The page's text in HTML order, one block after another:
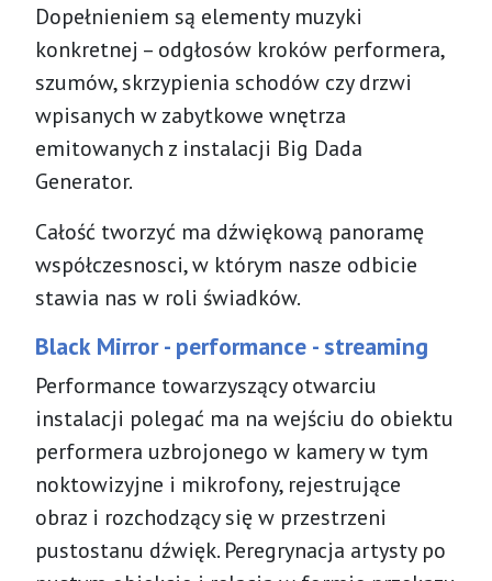
Dopełnieniem są elementy muzyki
konkretnej – odgłosów kroków performera,
szumów, skrzypienia schodów czy drzwi
wpisanych w zabytkowe wnętrza
emitowanych z instalacji Big Dada
Generator.
Całość tworzyć ma dźwiękową panoramę
współczesnosci, w którym nasze odbicie
stawia nas w roli świadków.
Black Mirror - performance - streaming
Performance towarzyszący otwarciu
instalacji polegać ma na wejściu do obiektu
performera uzbrojonego w kamery w tym
noktowizyjne i mikrofony, rejestrujące
obraz i rozchodzący się w przestrzeni
pustostanu dźwięk. Peregrynacja artysty po